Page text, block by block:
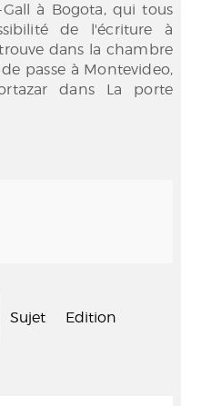
Gall à Bogota, qui tous
de l'écriture à
dans la chambre
passe à Montevideo,
dans La porte
Sujet Edition